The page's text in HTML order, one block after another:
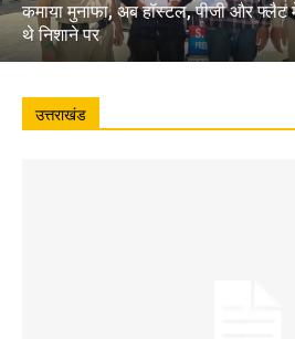
कमाया मुनाफा, अब हॉस्टल, पीजी और फ्लैट
थे निशाने पर
उत्तराखंड